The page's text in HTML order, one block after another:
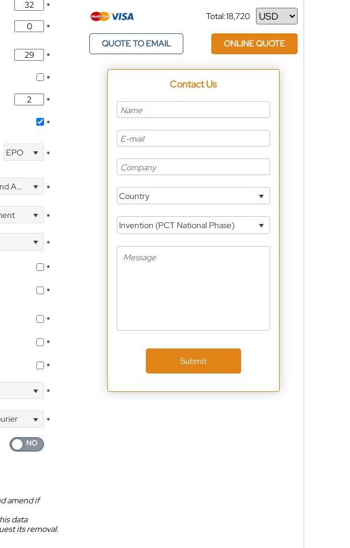
*
*
*
*
*
*
EPO *
*
*
*
*
*
*
*
*
*
*
amend if
data
its removal.
Total:18,720
Currency
QUOTE TO EMAIL ONLINE QUOTE
Contact Us
Country
Invention (PCT National Phase)
Submit